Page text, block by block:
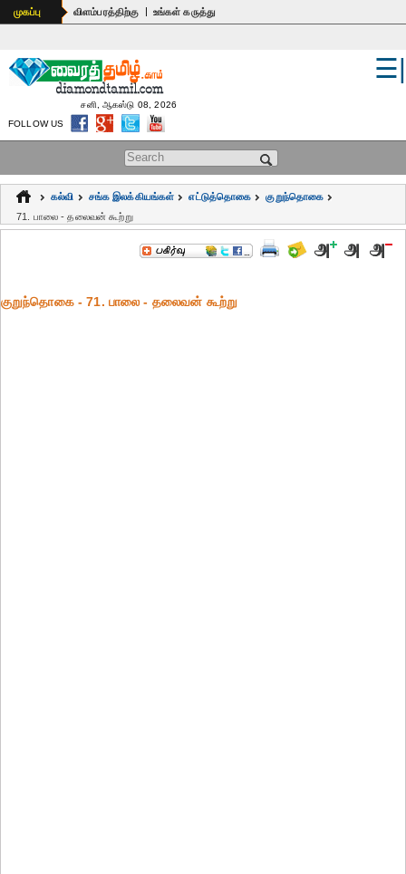
உலகம்
பொதுஅறிவு
கல்வி
ஆன்மிகம்
முகப்பு விளம்பரத்திற்கு | உங்கள் கருத்து
Search form
☰|
சனி, ஆகஸ்டு 08, 2026
FOLLOW US
கல்வி சங்க இலக்கியங்கள் எட்டுத்தொகை
குறுந்தொகை
71. பாலை - தலைவன் கூற்று
குறுந்தொகை - 71. பாலை - தலைவன் கூற்று